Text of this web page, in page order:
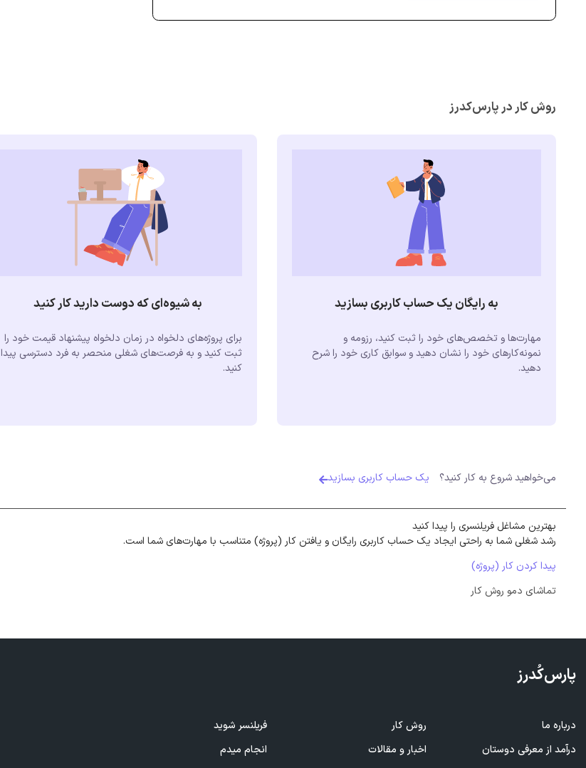
روش کار در پارس‌کدرز
به رایگان یک حساب کاربری بسازید
مهارت‌ها و تخصص‌های خود را ثبت کنید، رزومه و
نمونه‌کارهای خود را نشان دهید و سوابق کاری خود را شرح
دهید.
به شیوه‌ای که دوست دارید کار کنید
برای پروژه‌های دلخواه در زمان دلخواه پیشنهاد قیمت خود را
ثبت کنید و به فرصت‌های شغلی منحصر به فرد دسترسی پیدا
کنید.
می‌خواهید شروع به کار کنید؟ یک حساب کاربری بسازید
بهترین مشاغل فریلنسری را پیدا کنید
رشد شغلی شما به راحتی ایجاد یک حساب کاربری رایگان و یافتن کار (پروژه) متناسب با مهارت‌های شما است.
پیدا کردن کار (پروژه)
تماشای دمو روش کار
پارس‌کُدرز
درباره ما روش کار
فریلنسر شوید
درآمد از معرفی دوستان اخبار و مقالات انجام میدم